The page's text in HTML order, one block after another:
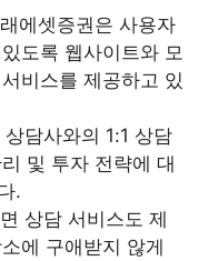
에셋증권은 사용자
도록 웹사이트와 모
비스를 제공하고 있
상담사와의 1:1 상담
및 투자 전략에 대
.
상담 서비스도 제
에 구애받지 않게